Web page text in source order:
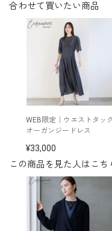
洗濯方法：ク
ポケット付き
ワンピース /
イヤリング /
バッグ /
※モデル：身
この商品を見た人はこ
合わせて買いたい商品
WEB限定｜ウエストタック
オーガンジードレス
33,000